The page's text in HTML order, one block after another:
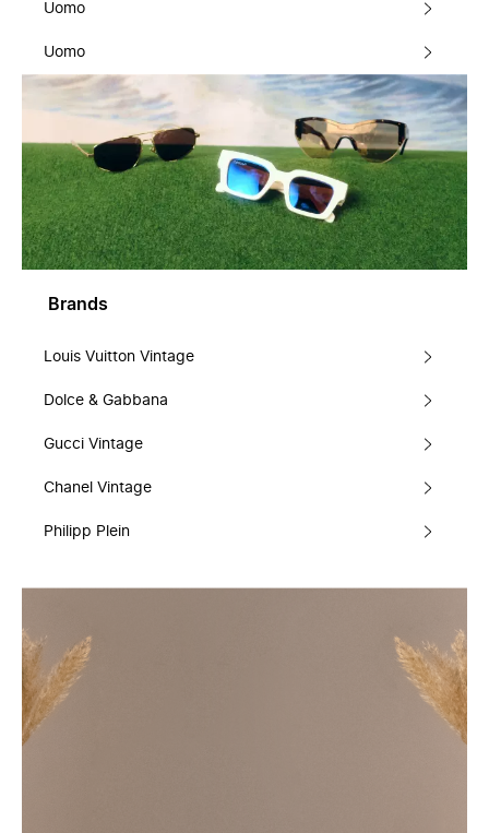
Uomo
Uomo
Brands
Louis Vuitton Vintage
Dolce & Gabbana
Gucci Vintage
Chanel Vintage
Philipp Plein